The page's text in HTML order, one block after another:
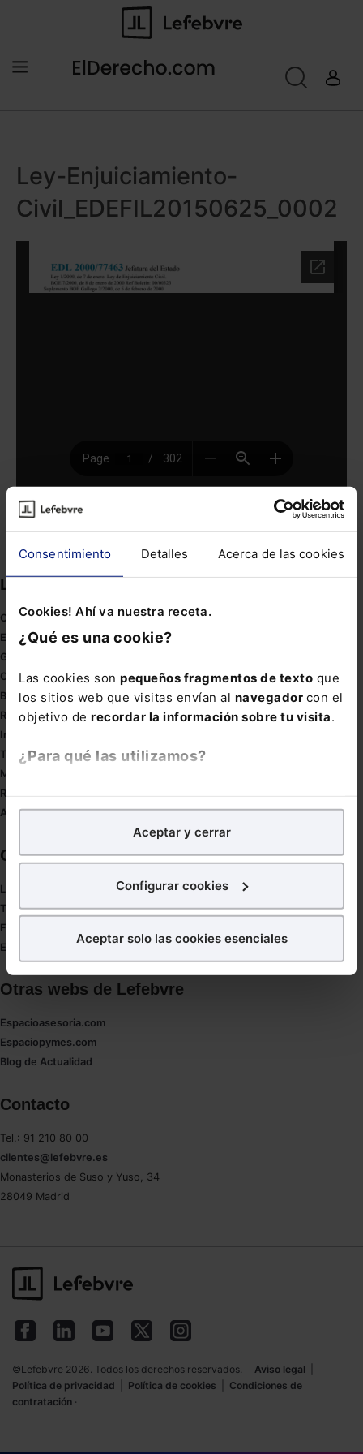
Consentimiento Detalles Acerca de las cookies
Cookies! Ahí va nuestra receta.
¿Qué es una cookie?
Las cookies son pequeños fragmentos de texto que
los sitios web que visitas envían al navegador con el
objetivo de recordar la información sobre tu visita.
¿Para qué las utilizamos?
analíticospara tratar demejorar tu experienciaen
nuestra página web. También con fines publicitarios,
para poder mostrarte publicidad y contenidos de tu
¿Qué puedes hacer?
en la web sea óptima
Puedesaceptar solo las esenciales
También puedes
seleccionar solo aquellas que quieras permitir en tu
navegador. Si no seleccionas ninguna utilizaremos
Aceptar y cerrar
Configurar cookies
Aceptar solo las cookies esenciales
Ley-Enjuiciamiento-
Civil_EDEFIL20150625_0002
Compartir
Links directos
Coronavirus
Estudio de salud abogacía
Gestión de despachos
Compliance
Buenas Prácticas Tributarias
RGPD
Innovación
Tesauro
Mapa web
Redirect sitemap
Autores de El Derecho
Corporativo
Lefebvre
Tienda online
Formación
Empleos
Otras webs de Lefebvre
Espacioasesoria.com
Espaciopymes.com
Blog de Actualidad
Contacto
Tel.: 91 210 80 00
clientes@lefebvre.es
Monasterios de Suso y Yuso, 34
28049 Madrid
©Lefebvre 2026. Todos los derechos reservados. Aviso legal
Política de privacidad
Política de cookies
Condiciones de
contratación ·